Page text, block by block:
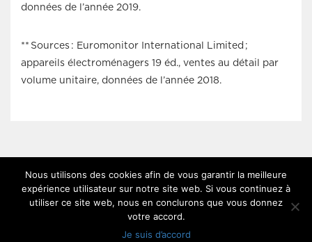
données de l’année 2019.
** Sources : Euromonitor International Limited ;
appareils électroménagers 19 éd., ventes au détail par
volume unitaire, données de l’année 2018.
[wpusb]
Nous utilisons des cookies afin de vous garantir la meilleure
expérience utilisateur sur notre site web. Si vous continuez à
utiliser ce site web, nous en conclurons que vous donnez
votre accord.
Je suis d’accord